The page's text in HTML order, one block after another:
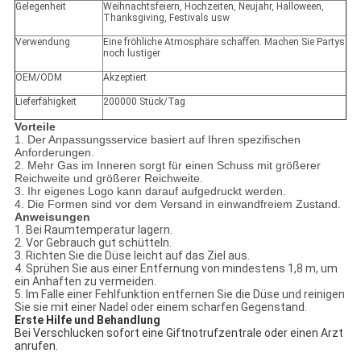
Gelegenheit
Weihnachtsfeiern, Hochzeiten, Neujahr, Halloween,
Thanksgiving, Festivals usw
Verwendung
Eine fröhliche Atmosphäre schaffen. Machen Sie Partys
noch lustiger
OEM/ODM Akzeptiert
Lieferfähigkeit 200000 Stück/Tag
Vorteile
1. Der Anpassungsservice basiert auf Ihren spezifischen
Anforderungen.
2. Mehr Gas im Inneren sorgt für einen Schuss mit größerer
Reichweite und größerer Reichweite.
3. Ihr eigenes Logo kann darauf aufgedruckt werden.
4. Die Formen sind vor dem Versand in einwandfreiem Zustand.
Anweisungen
1. Bei Raumtemperatur lagern.
2. Vor Gebrauch gut schütteln.
3. Richten Sie die Düse leicht auf das Ziel aus.
4. Sprühen Sie aus einer Entfernung von mindestens 1,8 m, um
ein Anhaften zu vermeiden.
5. Im Falle einer Fehlfunktion entfernen Sie die Düse und reinigen
Sie sie mit einer Nadel oder einem scharfen Gegenstand.
Erste Hilfe und Behandlung
Bei Verschlucken sofort eine Giftnotrufzentrale oder einen Arzt
anrufen.